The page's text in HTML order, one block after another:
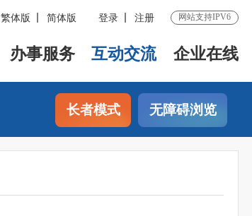
繁体版 简体版 登录 注册 网站支持IPV6
办事服务 互动交流 企业在线
长者模式 无障碍浏览